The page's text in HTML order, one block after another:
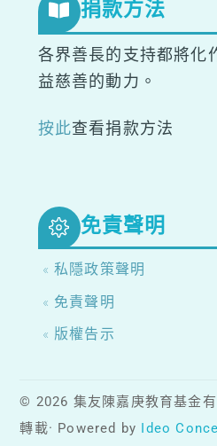
捐款方法
各界善長的支持都將化
益慈善的動力。
按此查看捐款方法
免責聲明
« 私隱政策聲明
« 免責聲明
« 版權告示
© 2026 集友陳嘉庚教育基金
轉載· Powered by Ideo